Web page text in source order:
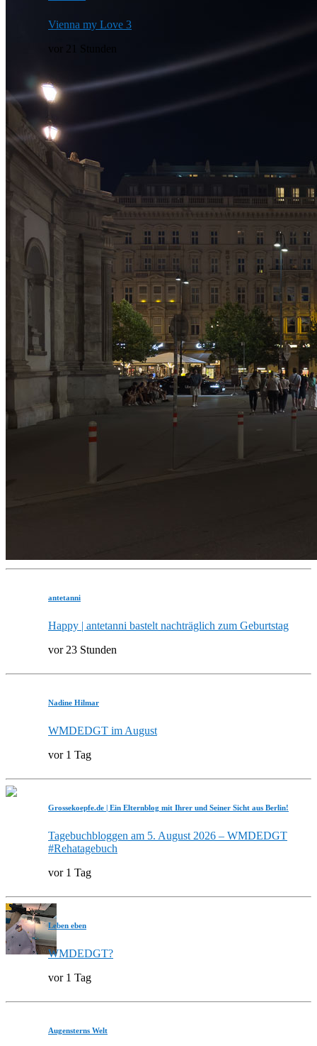
Vienna my Love 3
vor 21 Stunden
antetanni
Happy | antetanni bastelt nachträglich zum Geburtstag
vor 23 Stunden
Nadine Hilmar
WMDEDGT im August
vor 1 Tag
Grossekoepfe.de | Ein Elternblog mit Ihrer und Seiner Sicht aus Berlin!
Tagebuchbloggen am 5. August 2026 – WMDEDGT
#Rehatagebuch
vor 1 Tag
Leben eben
WMDEDGT?
vor 1 Tag
Augensterns Welt